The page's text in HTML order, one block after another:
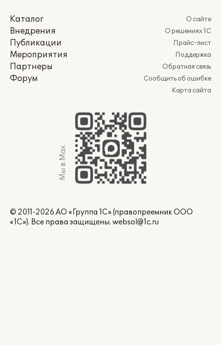
Каталог
Внедрения
Публикации
Мероприятия
Партнеры
Форум
О сайте
О решениях 1С
Прайс-лист
Поддержка
Обратная связь
Сообщить об ошибке
Карта сайта
Мы в Max
© 2011-2026 АО «Группа 1С» (правопреемник ООО
«1С»). Все права защищены. websol@1c.ru